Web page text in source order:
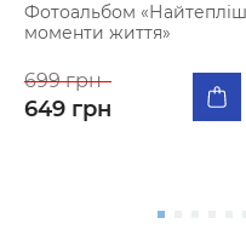
Фотоальбом
моменти життя»
699 грн
649 грн